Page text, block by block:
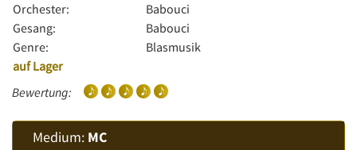
Orchester:
Babouci
Gesang:
Babouci
Genre:
Blasmusik
auf Lager
Bewertung:
Medium: MC